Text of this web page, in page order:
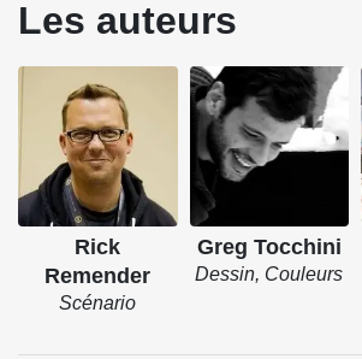
Les auteurs
Rick
Remender
Scénario
Greg Tocchini
Dessin, Couleurs